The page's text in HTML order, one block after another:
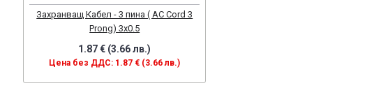
Захранващ Кабел - 3 пина ( AC Cord 3
Prong) 3x0.5
1.87 € (3.66 лв.)
Цена без ДДС: 1.87 € (3.66 лв.)